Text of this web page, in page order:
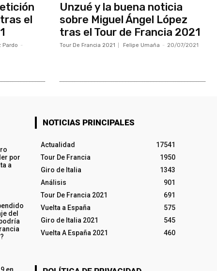
el
Pardo -
Unzué y la buena noticia
sobre Miguel Ángel López
tras el Tour de Francia 2021
Tour De Francia 2021 Felipe Umaña - 20/07/2021
por
a
del
NOTICIAS PRINCIPALES
Actualidad
17541
Tour De Francia
1950
Giro de Italia
1343
Análisis
901
Tour De Francia 2021
691
Vuelta a España
575
Giro de Italia 2021
545
Vuelta A España 2021
460